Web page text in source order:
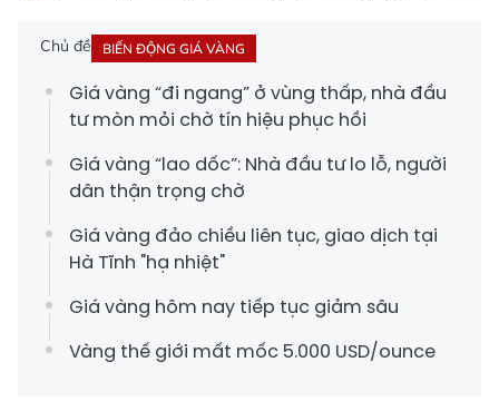
Chủ đề BIẾN ĐỘNG GIÁ VÀNG
Giá vàng “đi ngang” ở vùng thấp, nhà đầu
tư mòn mỏi chờ tín hiệu phục hồi
Giá vàng “lao dốc”: Nhà đầu tư lo lỗ, người
dân thận trọng chờ
Giá vàng đảo chiều liên tục, giao dịch tại
Hà Tĩnh "hạ nhiệt"
Giá vàng hôm nay tiếp tục giảm sâu
Vàng thế giới mất mốc 5.000 USD/ounce